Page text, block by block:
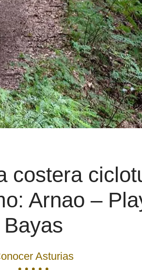
costera
Arnao –
Bayas
Asturias